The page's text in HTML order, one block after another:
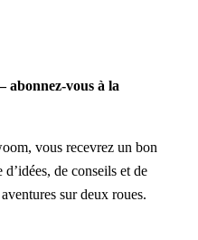
abonnez-vous à la
vous recevrez un bon
de conseils et de
sur deux roues.